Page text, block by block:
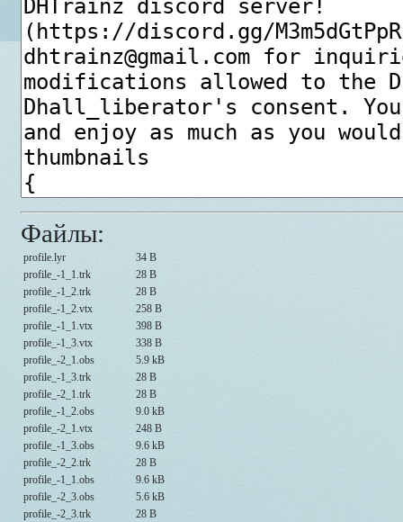
Файлы:
profile.lyr
34 B
profile_-1_1.trk
28 B
profile_-1_2.trk
28 B
profile_-1_2.vtx
258 B
profile_-1_1.vtx
398 B
profile_-1_3.vtx
338 B
profile_-2_1.obs
5.9 kB
profile_-1_3.trk
28 B
profile_-2_1.trk
28 B
profile_-1_2.obs
9.0 kB
profile_-2_1.vtx
248 B
profile_-1_3.obs
9.6 kB
profile_-2_2.trk
28 B
profile_-1_1.obs
9.6 kB
profile_-2_3.obs
5.6 kB
profile_-2_3.trk
28 B